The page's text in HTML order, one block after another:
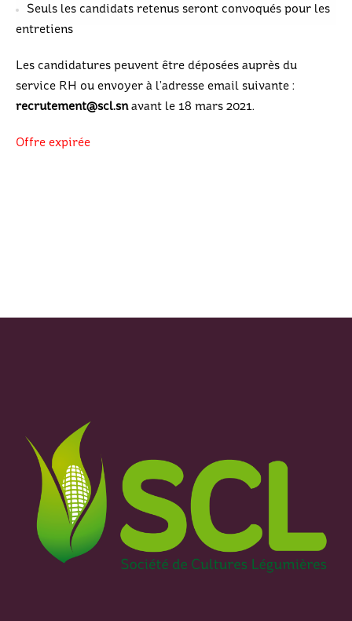
Seuls les candidats retenus seront convoqués pour les
entretiens
Les candidatures peuvent être déposées auprès du
service RH ou envoyer à l’adresse email suivante :
recrutement@scl.snavant le 18 mars 2021.
Offre expirée